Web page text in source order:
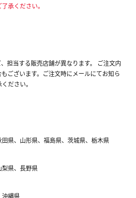
承ください。
担当する販売店舗が異なります。 ご注文内
ございます。ご注文時にメールにてお知ら
ださい。
県、山形県、福島県、茨城県、栃木県
県、長野県
沖縄県